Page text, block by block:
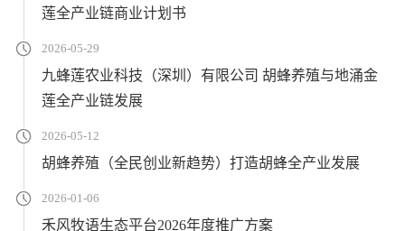
莲全产业链商业计划书
2026-05-29
九蜂莲农业科技（深圳）有限公司 胡蜂养殖与地涌金
莲全产业链发展
2026-05-12
胡蜂养殖（全民创业新趋势）打造胡蜂全产业发展
2026-01-06
禾风牧语生态平台2026年度推广方案